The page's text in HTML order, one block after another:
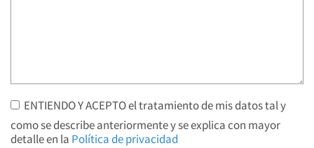
ENTIENDO Y ACEPTO el tratamiento de mis datos tal y
como se describe anteriormente y se explica con mayor
detalle en la Política de privacidad